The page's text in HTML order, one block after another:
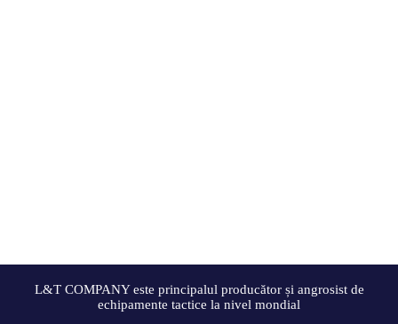
L&T COMPANY este principalul producător și angrosist de
echipamente tactice la nivel mondial